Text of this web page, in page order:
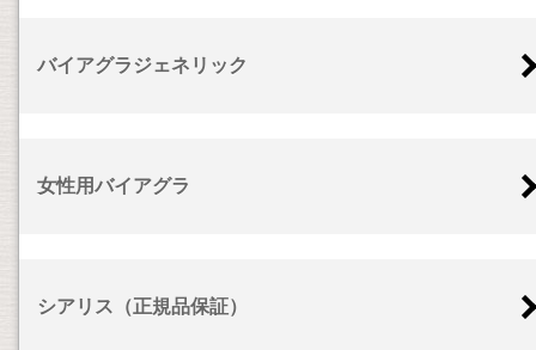
バイアグラジェネリック
女性用バイアグラ
シアリス（正規品保証）